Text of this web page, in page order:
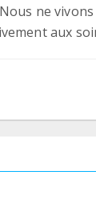
ne
aux